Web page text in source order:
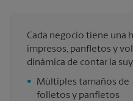
Cada negocio tiene una
impresos, panfletos y
dinámica de contar la
•
Múltiples tamaños de
folletos y panfletos